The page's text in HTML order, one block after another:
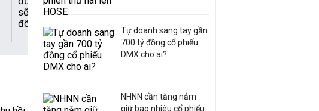
sẽ mở qua khu đô thị Lideco
Tự doanh sang tay gần
700 tỷ đồng cổ phiếu
DMX cho ai?
NHNN cần tăng nắm
giữ bao nhiêu cổ phiếu